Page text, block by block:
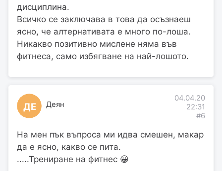
дисциплина.
Всичко се заключава в това да осъзнаеш
ясно, че алтернативата е много по-лоша.
Никакво позитивно мислене няма във
фитнеса, само избягване на най-лошото.
ДЕ Деян
04.04.20
22:31
#6
На мен пък въпроса ми идва смешен, макар
да е ясно, какво се пита.
.....Трениране на фитнес 😀